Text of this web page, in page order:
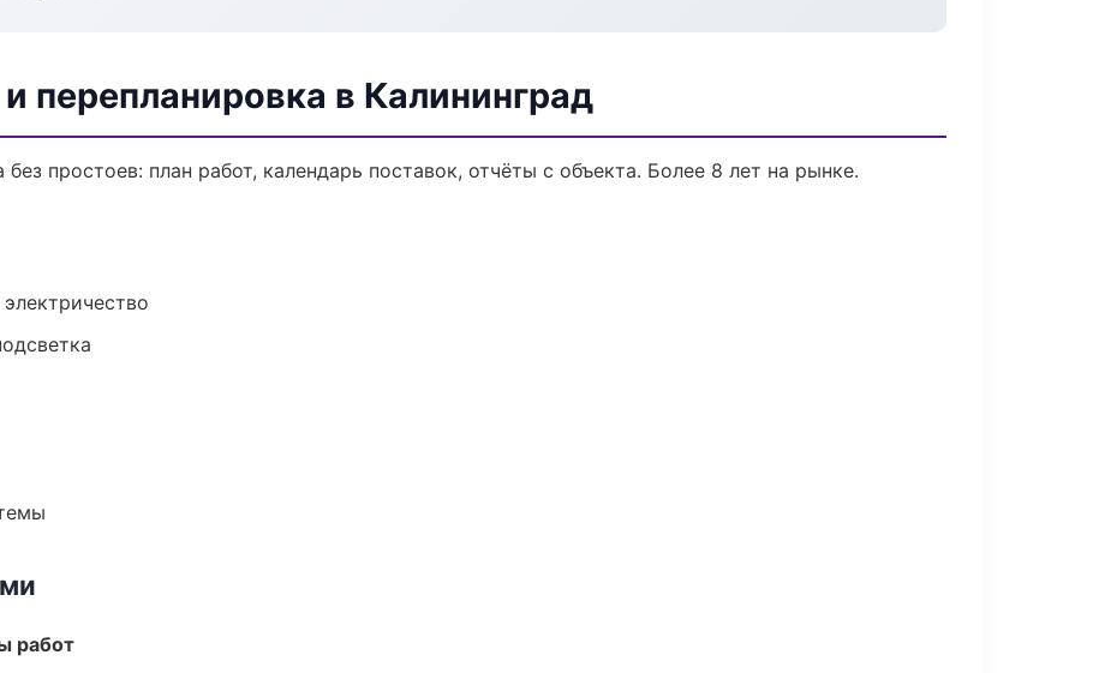
перепланировка в Калининград
простоев: план работ, календарь поставок, отчёты с объекта. Более 8 лет на рынке.
работ